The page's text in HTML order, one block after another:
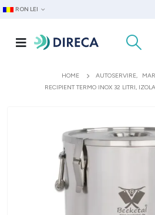
RON LEI
HOME AUTOSERVIRE,
RECIPIENT TERMO INOX 32 LITRI,